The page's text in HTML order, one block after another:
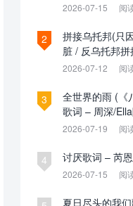
2026-07-15 阅
2
拼接乌托邦(只
脏 / 反乌托邦
过夏天P / 乌托
2026-07-12 阅
3
全世界的雨 (《
歌词 – 周深/
2026-07-19 阅
4 讨厌歌词 – 芮恩
2026-07-15 阅
夏日尽头的我